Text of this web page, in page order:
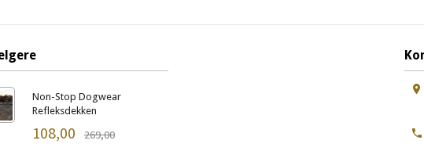
Non-Stop Dogwear
Refleksdekken
108,00 269,00